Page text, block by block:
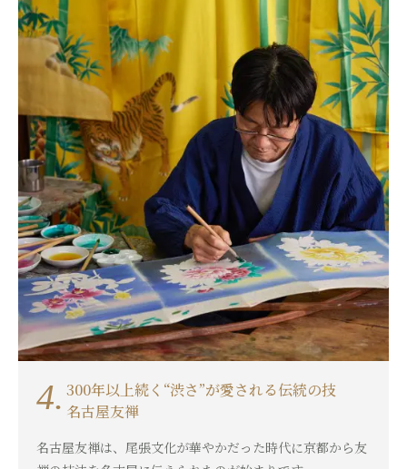
4. 300年以上続く“渋さ”が愛される伝統の技
名古屋友禅
名古屋友禅は、尾張文化が華やかだった時代に京都から友